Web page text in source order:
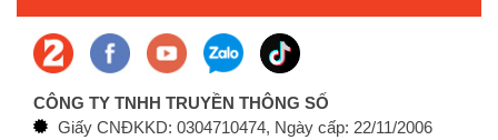
CÔNG TY TNHH TRUYỀN THÔNG SỐ
Giấy CNĐKKD: 0304710474, Ngày cấp: 22/11/2006